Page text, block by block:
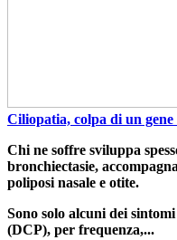
Ciliopatia, colpa di un
Chi ne soffre sviluppa
bronchiectasie,
poliposi nasale e otite.
Sono solo alcuni dei
(DCP), per frequenza,...